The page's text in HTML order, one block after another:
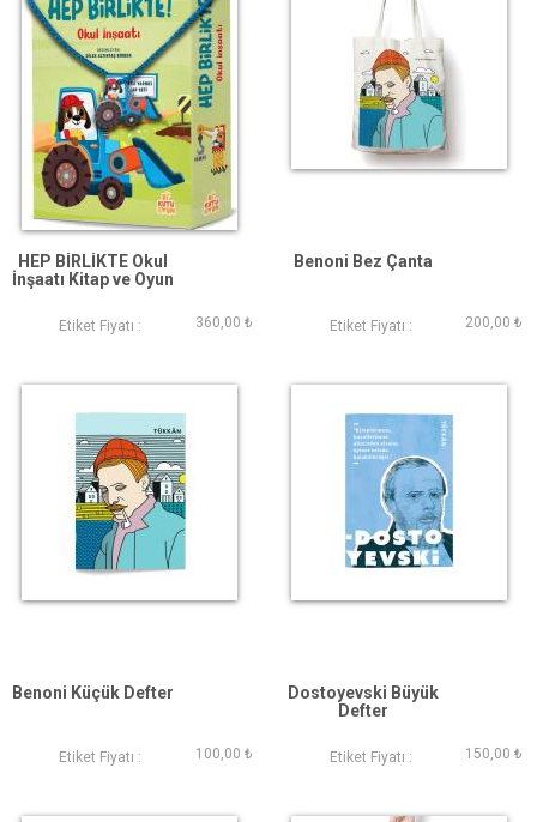
HEP BİRLİKTE Okul
İnşaatı Kitap ve Oyun
Etiket Fiyatı : 360,00 ₺
Benoni Bez Çanta
Etiket Fiyatı : 200,00 ₺
Benoni Küçük Defter
Etiket Fiyatı : 100,00 ₺
Dostoyevski Büyük
Defter
Etiket Fiyatı : 150,00 ₺